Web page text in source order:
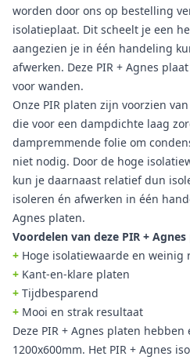
worden door ons op bestelling
isolatieplaat. Dit scheelt je een
aangezien je in één handeling
afwerken. Deze PIR + Agnes
voor wanden.
Onze PIR platen zijn voorzien
die voor een dampdichte laag
dampremmende folie om
niet nodig. Door de hoge
kun je daarnaast relatief dun
isoleren én afwerken in één
Agnes platen.
Voordelen van deze PIR +
+ Hoge isolatiewaarde en weinig
+ Kant-en-klare platen
+ Tijdbesparend
+ Mooi en strak resultaat
Deze PIR + Agnes platen
1200x600mm. Het PIR + Agnes